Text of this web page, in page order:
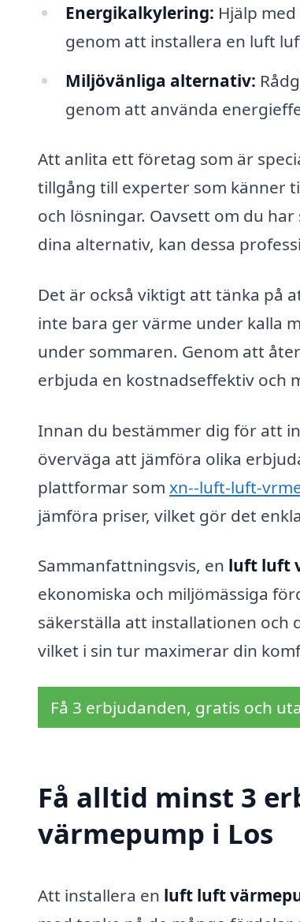
Energikalkylering: Hjälp
genom att installera en luft
Miljövänliga alternativ:
genom att använda
Att anlita ett företag som är
tillgång till experter som känner
och lösningar. Oavsett om du
dina alternativ, kan dessa
Det är också viktigt att tänka på
inte bara ger värme under kalla
under sommaren. Genom att
erbjuda en kostnadseffektiv och
Innan du bestämmer dig för att
överväga att jämföra olika
plattformar som xn--luft-luft-
jämföra priser, vilket gör det
Sammanfattningsvis, en luft luft
ekonomiska och miljömässiga
säkerställa att installationen och
vilket i sin tur maximerar din
Få 3 erbjudanden, gratis och
Få alltid minst 3
värmepump i Los
Att installera en luft luft